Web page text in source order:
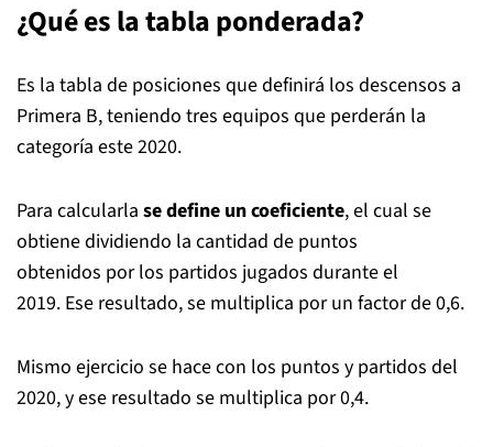
¿Qué es la tabla ponderada?
Es la tabla de posiciones que definirá los descensos a
Primera B, teniendo tres equipos que perderán la
categoría este 2020.
Para calcularla se define un coeficiente, el cual se
obtiene dividiendo la cantidad de puntos
obtenidos por los partidos jugados durante el
2019. Ese resultado, se multiplica por un factor de 0,6.
Mismo ejercicio se hace con los puntos y partidos del
2020, y ese resultado se multiplica por 0,4.